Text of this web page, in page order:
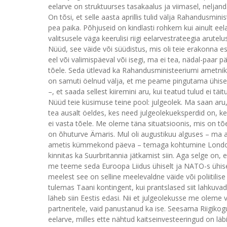
eelarve on struktuurses tasakaalus ja viimasel,
On tõsi, et selle aasta aprillis tulid välja
pea paika. Põhjuseid on kindlasti rohkem kui ainult
valitsusele väga keerulisi riigi eelarvestrateegia
Nüüd, see väide või süüdistus, mis oli teie erakonna
eel või valimispäeval või isegi, ma ei tea, nädal-paar
tõele. Seda ütlevad ka Rahandusministeeriumi
on samuti öelnud välja, et me peame pingutama
–, et saada sellest kiiremini aru, kui teatud tulud ei
Nüüd teie küsimuse teine pool: julgeolek. Ma saan
tea ausalt öeldes, kes need julgeolekueksperdid on,
ei vasta tõele. Me oleme täna situatsioonis, mis on
on õhuturve Ämaris. Mul oli augustikuu alguses –
ametis kümmekond päeva – temaga kohtumine
kinnitas ka Suurbritannia jätkamist siin. Aga selge
me teeme seda Euroopa Liidus ühiselt ja NATO-s
meelest see on selline meelevaldne väide või
tulemas Taani kontingent, kui prantslased siit
läheb siin Eestis edasi. Nii et julgeolekusse me
partneritele, vaid panustanud ka ise. Seesama
eelarve, milles ette nähtud kaitseinvesteeringud on